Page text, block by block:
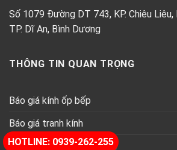
HOTLINE: 0939-262-255
Số 1079 Đường DT 743, KP. Chiêu Liêu,
TP. Dĩ An, Bình Dương
THÔNG TIN QUAN TRỌNG
Báo giá kính ốp bếp
Báo giá tranh kính
Báo giá kính thủy trang trí